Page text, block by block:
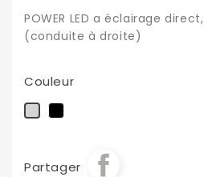
POWER LED a éclairage direct,
(conduite à droite)
Couleur
Chrome
Noir
Partager